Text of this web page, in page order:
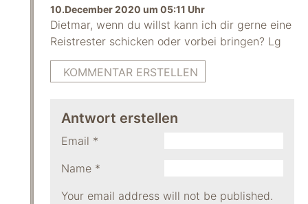
10.December 2020 um 05:11 Uhr
Dietmar, wenn du willst kann ich dir gerne eine
Reistrester schicken oder vorbei bringen? Lg
KOMMENTAR ERSTELLEN
Antwort erstellen
Your email address will not be published.
Name *
Email *